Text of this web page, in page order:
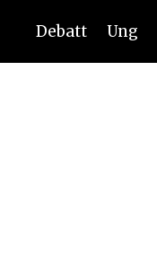
Debatt Ung